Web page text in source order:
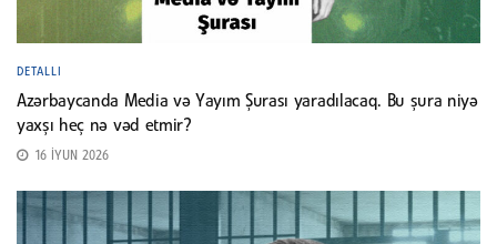
DETALLI
Azərbaycanda Media və Yayım Şurası yaradılacaq. Bu şura niyə
yaxşı heç nə vəd etmir?
16 İYUN 2026